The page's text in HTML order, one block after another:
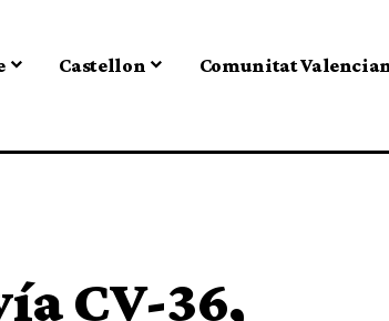
Castellon Comunitat
CV-36,